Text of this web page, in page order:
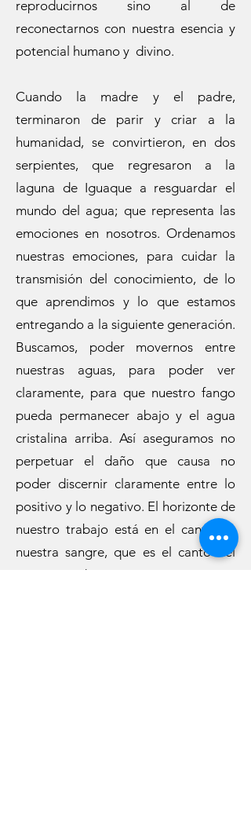
reproducirnos sino al de
reconectarnos con nuestra esencia y
potencial humano y divino.
Cuando la madre y el padre,
terminaron de parir y criar a la
humanidad, se convirtieron, en dos
serpientes, que regresaron a la
laguna de Iguaque a resguardar el
mundo del agua; que representa las
emociones en nosotros. Ordenamos
nuestras emociones, para cuidar la
transmisión del conocimiento, de lo
que aprendimos y lo que estamos
entregando a la siguiente generación.
Buscamos, poder movernos entre
nuestras aguas, para poder ver
claramente, para que nuestro fango
pueda permanecer abajo y el agua
cristalina arriba. Así aseguramos no
perpetuar el daño que causa no
poder discernir claramente entre lo
positivo y lo negativo. El horizonte de
nuestro trabajo está en el canto de
nuestra sangre, que es el canto del
espíritu y de nuestra esencia como